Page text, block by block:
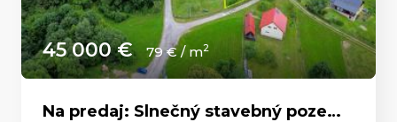
45 000 € 79 € / m2
Na predaj: Slnečný stavebný pozemok 569 m² – Čadca, časť U Líšky